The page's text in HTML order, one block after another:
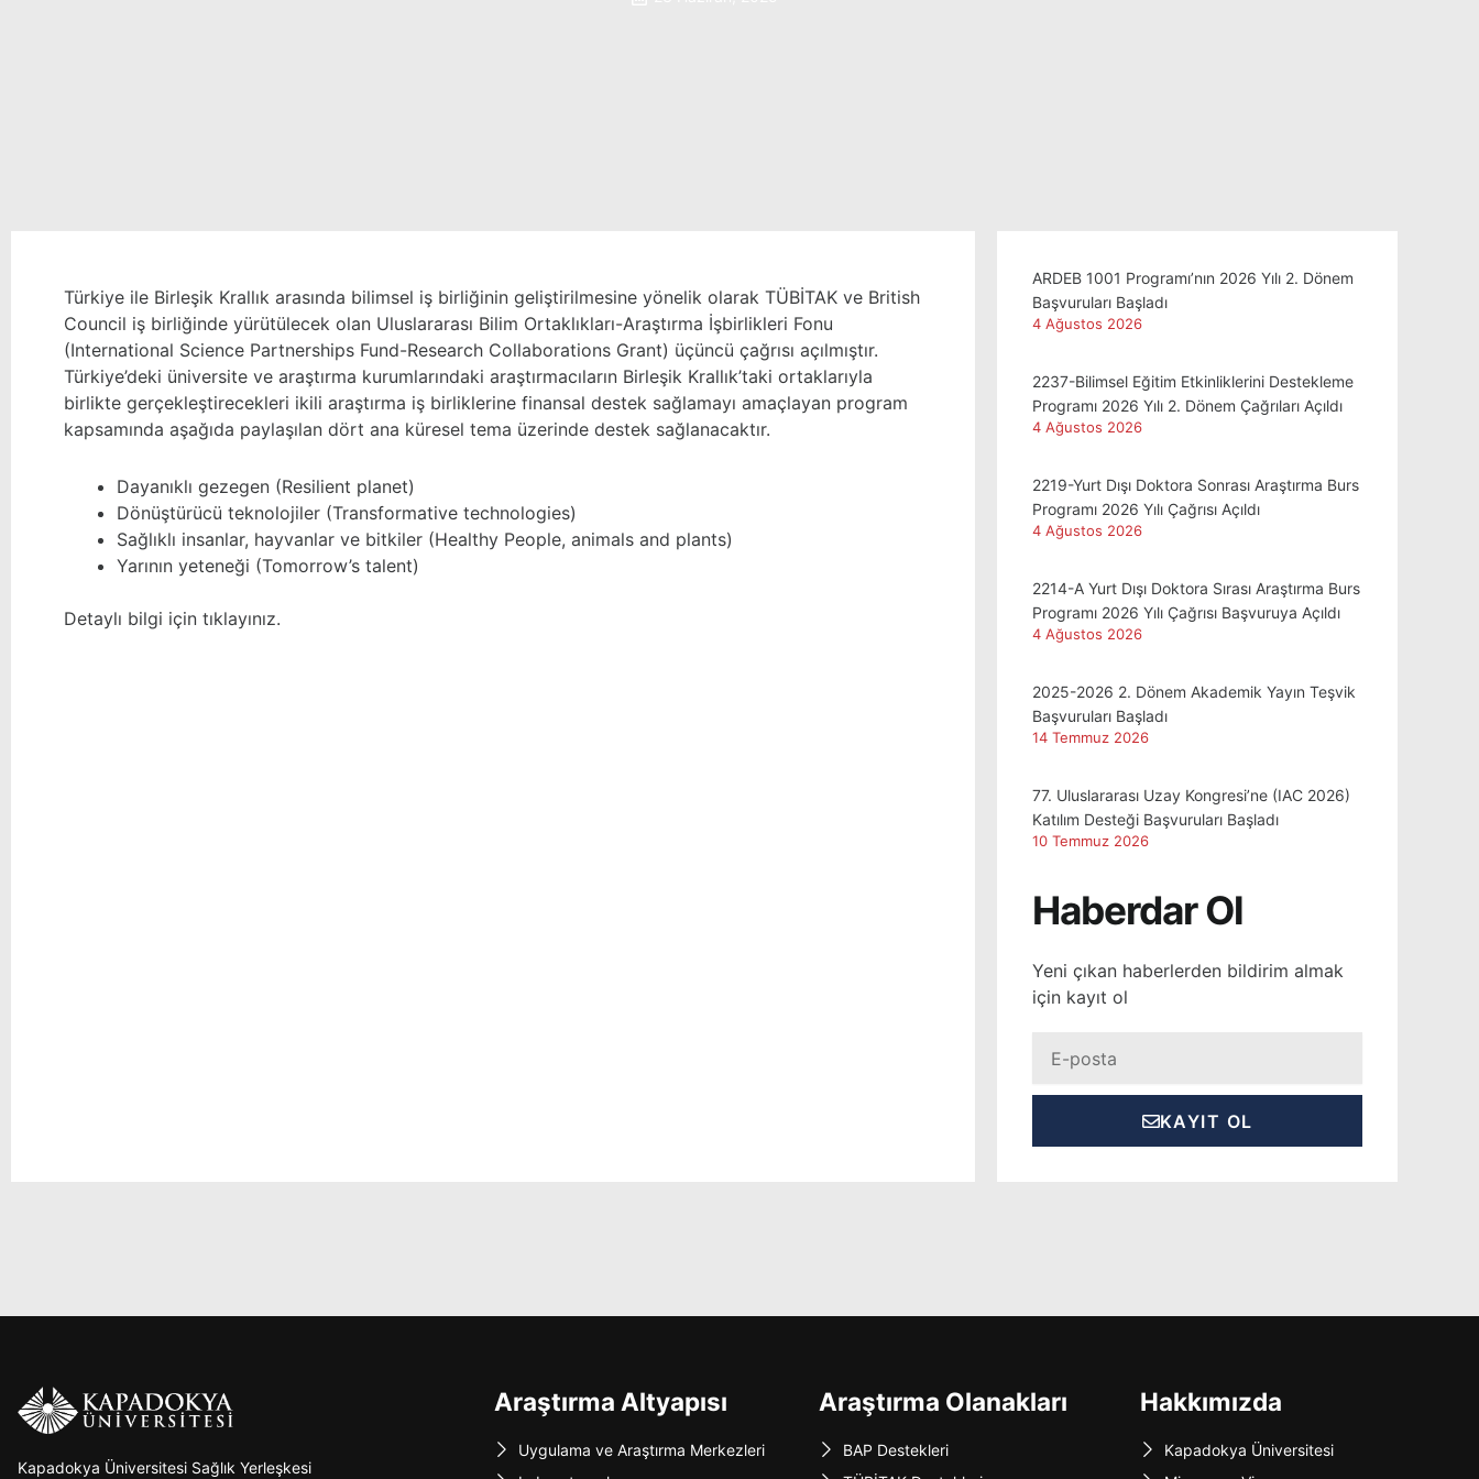
Türkiye ile Birleşik Krallık arasında bilimsel iş birliğinin geliştirilmesine yönelik olarak TÜBİTAK ve British
Council iş birliğinde yürütülecek olan Uluslararası Bilim Ortaklıkları-Araştırma İşbirlikleri Fonu
(International Science Partnerships Fund-Research Collaborations Grant) üçüncü çağrısı açılmıştır.
Türkiye’deki üniversite ve araştırma kurumlarındaki araştırmacıların Birleşik Krallık’taki ortaklarıyla
birlikte gerçekleştirecekleri ikili araştırma iş birliklerine finansal destek sağlamayı amaçlayan program
kapsamında aşağıda paylaşılan dört ana küresel tema üzerinde destek sağlanacaktır.
Dayanıklı gezegen (Resilient planet)
Dönüştürücü teknolojiler (Transformative technologies)
Sağlıklı insanlar, hayvanlar ve bitkiler (Healthy People, animals and plants)
Yarının yeteneği (Tomorrow’s talent)
Detaylı bilgi için tıklayınız.
ARDEB 1001 Programı’nın 2026 Yılı 2. Dönem
Başvuruları Başladı
4 Ağustos 2026
2237-Bilimsel Eğitim Etkinliklerini Destekleme
Programı 2026 Yılı 2. Dönem Çağrıları Açıldı
4 Ağustos 2026
2219-Yurt Dışı Doktora Sonrası Araştırma Burs
Programı 2026 Yılı Çağrısı Açıldı
4 Ağustos 2026
2214-A Yurt Dışı Doktora Sırası Araştırma Burs
Programı 2026 Yılı Çağrısı Başvuruya Açıldı
4 Ağustos 2026
2025-2026 2. Dönem Akademik Yayın Teşvik
Başvuruları Başladı
14 Temmuz 2026
77. Uluslararası Uzay Kongresi’ne (IAC 2026)
Katılım Desteği Başvuruları Başladı
10 Temmuz 2026
Haberdar Ol
Yeni çıkan haberlerden bildirim almak
için kayıt ol
KAYIT OL
Kapadokya Üniversitesi Sağlık Yerleşkesi
Araştırma Altyapısı
Uygulama ve Araştırma Merkezleri
Araştırma Olanakları
BAP Destekleri
Hakkımızda
Kapadokya Üniversitesi